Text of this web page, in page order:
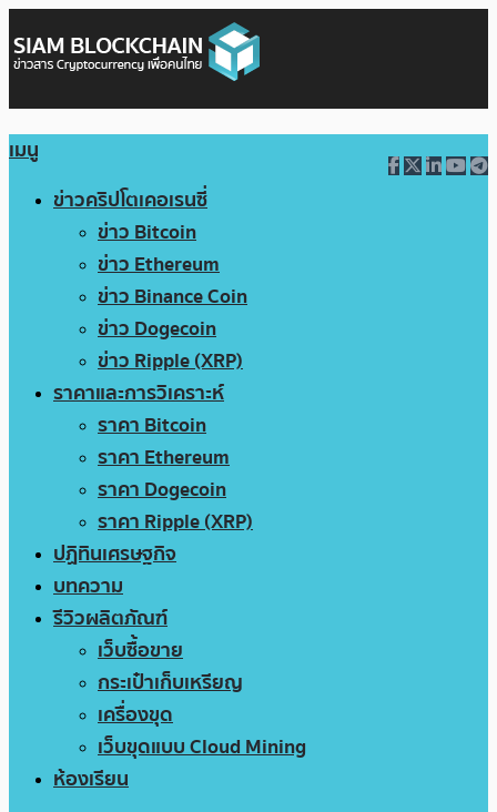
เมนู
ข่าวคริปโตเคอเรนซี่
ข่าว Bitcoin
ข่าว Ethereum
ข่าว Binance Coin
ข่าว Dogecoin
ข่าว Ripple (XRP)
ราคาและการวิเคราะห์
ราคา Bitcoin
ราคา Ethereum
ราคา Dogecoin
ราคา Ripple (XRP)
ปฏิทินเศรษฐกิจ
บทความ
รีวิวผลิตภัณฑ์
เว็บซื้อขาย
กระเป๋าเก็บเหรียญ
เครื่องขุด
เว็บขุดแบบ Cloud Mining
ห้องเรียน